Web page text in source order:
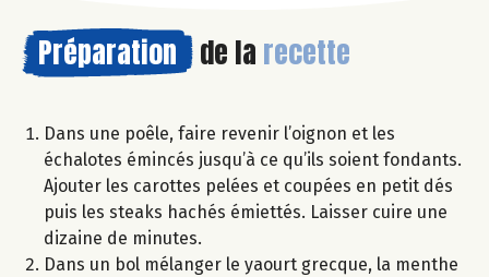
Préparation de la recette
Dans une poêle, faire revenir l’oignon et les
échalotes émincés jusqu’à ce qu’ils soient fondants.
Ajouter les carottes pelées et coupées en petit dés
puis les steaks hachés émiettés. Laisser cuire une
dizaine de minutes.
Dans un bol mélanger le yaourt grecque, la menthe